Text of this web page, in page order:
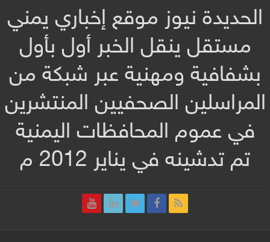
الحديدة نيوز موقع إخباري يمني
مستقل ينقل الخبر أول بأول
بشفافية ومهنية عبر شبكة من
المراسلين الصحفيين المنتشرين
في عموم المحافظات اليمنية
تم تدشينه في يناير 2012 م